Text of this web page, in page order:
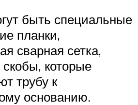
быть специальные
планки,
сварная сетка,
которые
трубу к
основанию.